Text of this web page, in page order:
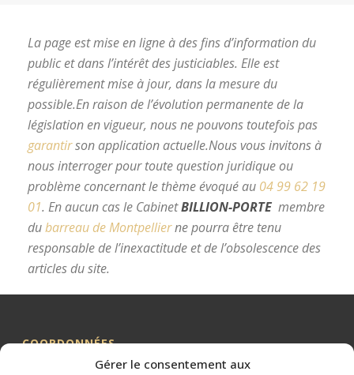
Gérer le consentement aux
La page est mise en ligne à des fins d’information du
public et dans l’intérêt des justiciables. Elle est
régulièrement mise à jour, dans la mesure du
possible.En raison de l’évolution permanente de la
législation en vigueur, nous ne pouvons toutefois pas
garantirson application actuelle.Nous vous invitons à
nous interroger pour toute question juridique ou
problème concernant le thème évoqué au 04 99 62 19
01. En aucun cas le CabinetBILLION-PORTE membre
dubarreau de Montpellierne pourra être tenu
responsable de l’inexactitude et de l’obsolescence des
articles du site.
COORDONNÉES
Me BILLION-PORTE